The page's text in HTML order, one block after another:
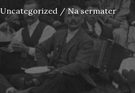
Uncategorized Na sermater